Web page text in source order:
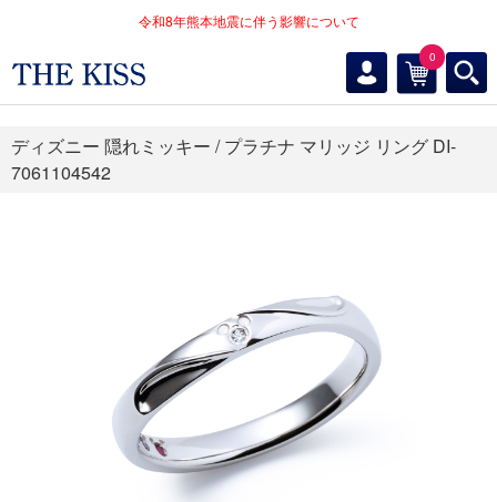
令和8年熊本地震に伴う影響について
0
ディズニー 隠れミッキー / プラチナ マリッジ リング DI-
7061104542